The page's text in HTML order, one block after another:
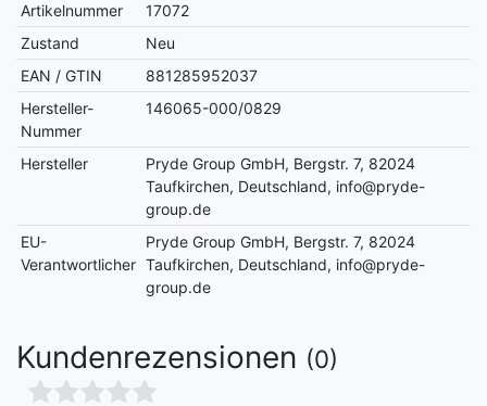
Artikelnummer
17072
Zustand
Neu
EAN / GTIN
881285952037
Hersteller-
Nummer
146065-000/0829
Hersteller
Pryde Group GmbH, Bergstr. 7, 82024
Taufkirchen, Deutschland, info@pryde-
group.de
EU-
Verantwortlicher
Pryde Group GmbH, Bergstr. 7, 82024
Taufkirchen, Deutschland, info@pryde-
group.de
Kundenrezensionen (0)